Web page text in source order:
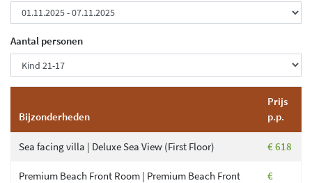
Aantal personen
Bijzonderheden
Prijs
p.p.
Sea facing villa | Deluxe Sea View (First Floor) € 618
Premium Beach Front Room | Premium Beach Front
€